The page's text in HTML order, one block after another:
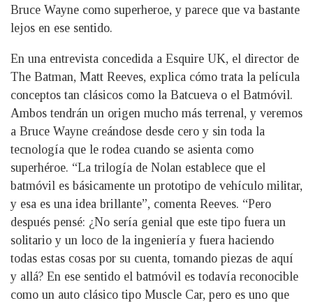
Bruce Wayne como superheroe, y parece que va bastante
lejos en ese sentido.
En una entrevista concedida a Esquire UK, el director de
The Batman, Matt Reeves, explica cómo trata la película
conceptos tan clásicos como la Batcueva o el Batmóvil.
Ambos tendrán un origen mucho más terrenal, y veremos
a Bruce Wayne creándose desde cero y sin toda la
tecnología que le rodea cuando se asienta como
superhéroe. “La trilogía de Nolan establece que el
batmóvil es básicamente un prototipo de vehículo militar,
y esa es una idea brillante”, comenta Reeves. “Pero
después pensé: ¿No sería genial que este tipo fuera un
solitario y un loco de la ingeniería y fuera haciendo
todas estas cosas por su cuenta, tomando piezas de aquí
y allá? En ese sentido el batmóvil es todavía reconocible
como un auto clásico tipo Muscle Car, pero es uno que